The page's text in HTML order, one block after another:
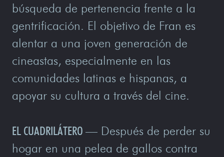
búsqueda de pertenencia frente a la
gentrificación. El objetivo de Fran es
alentar a una joven generación de
cineastas, especialmente en las
comunidades latinas e hispanas, a
apoyar su cultura a través del cine.
EL CUADRILÁTERO — Después de perder su
hogar en una pelea de gallos contra